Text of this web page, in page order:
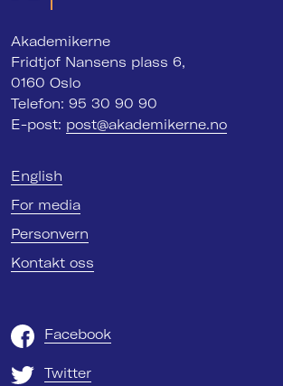
Akademikerne
Fridtjof Nansens plass 6,
0160 Oslo
Telefon: 95 30 90 90
E-post: post@akademikerne.no
English
For media
Personvern
Kontakt oss
Facebook
Twitter